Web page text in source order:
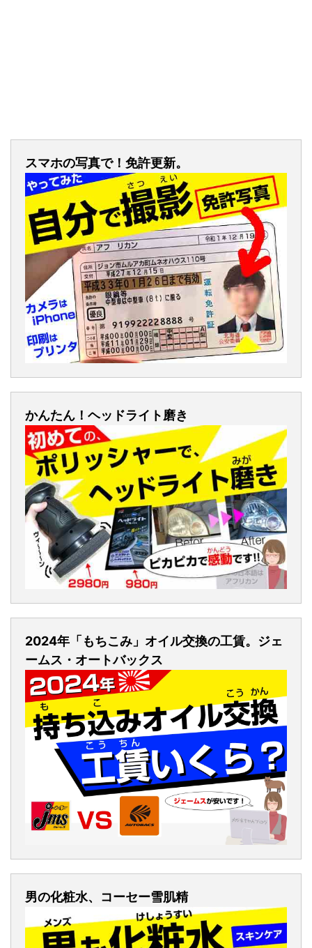
スマホの写真で！免許更新。
かんたん！ヘッドライト磨き
2024年「もちこみ」オイル交換の工賃。ジェ
ームス・オートバックス
男の化粧水、コーセー雪肌精